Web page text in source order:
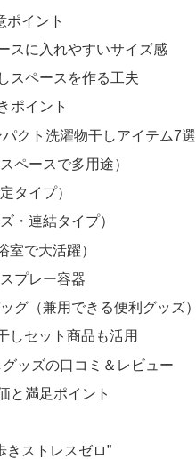
ポイント
スに入れやすいサイズ感
スペースを作る工夫
ポイント
クト洗濯物干しアイテム7選
ペースで多用途）
タイプ）
・連結タイプ）
で大活躍）
プレー容器
グ（兼用できる便利グッズ）
しセット商品も活用
ッズの口コミ＆レビュー
と満足ポイント
ストレスゼロ”